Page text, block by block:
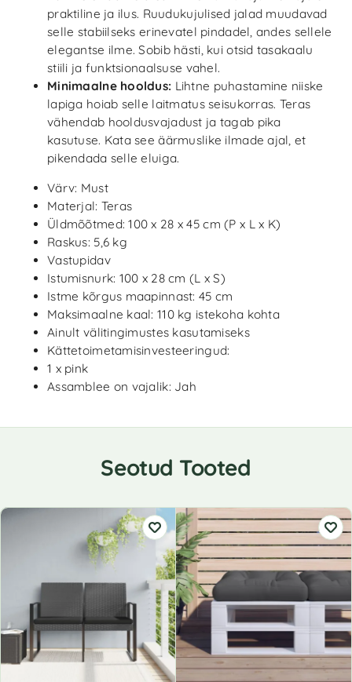
praktiline ja ilus. Ruudukujulised jalad muudavad
selle stabiilseks erinevatel pindadel, andes sellele
elegantse ilme. Sobib hästi, kui otsid tasakaalu
stiili ja funktsionaalsuse vahel.
Minimaalne hooldus: Lihtne puhastamine niiske
lapiga hoiab selle laitmatus seisukorras. Teras
vähendab hooldusvajadust ja tagab pika
kasutuse. Kata see äärmuslike ilmade ajal, et
pikendada selle eluiga.
Värv: Must
Materjal: Teras
Üldmõõtmed: 100 x 28 x 45 cm (P x L x K)
Raskus: 5,6 kg
Vastupidav
Istumisnurk: 100 x 28 cm (L x S)
Istme kõrgus maapinnast: 45 cm
Maksimaalne kaal: 110 kg istekoha kohta
Ainult välitingimustes kasutamiseks
Kättetoimetamisinvesteeringud:
1 x pink
Assamblee on vajalik: Jah
Seotud Tooted